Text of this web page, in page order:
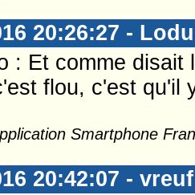
20:26:27 -
: Et comme disait
flou, c'est qu'il
Smartphone
20:42:07 - vreuf